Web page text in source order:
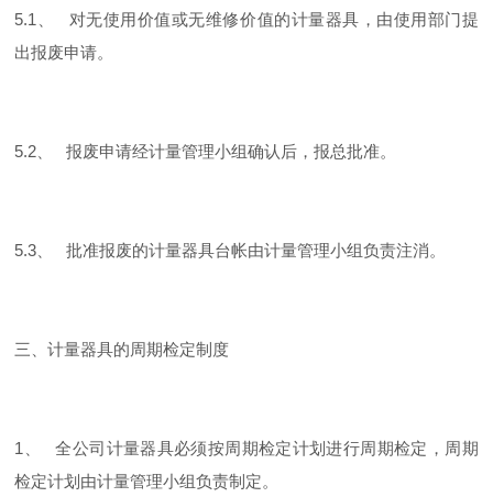
5.1、 对无使用价值或无维修价值的计量器具，由使用部门提
出报废申请。
5.2、 报废申请经计量管理小组确认后，报总批准。
5.3、 批准报废的计量器具台帐由计量管理小组负责注消。
三、计量器具的周期检定制度
1、 全公司计量器具必须按周期检定计划进行周期检定，周期
检定计划由计量管理小组负责制定。